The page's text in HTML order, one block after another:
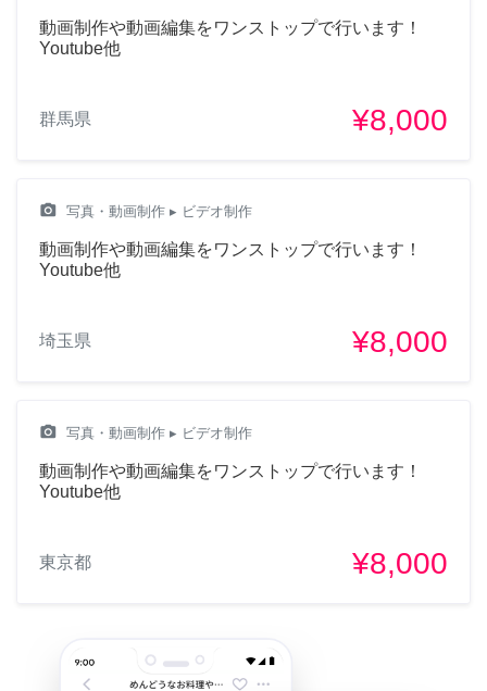
動画制作や動画編集をワンストップで行います！
Youtube他
群馬県 ¥8,000
camera_alt 写真・動画制作 ▸ ビデオ制作
動画制作や動画編集をワンストップで行います！
Youtube他
埼玉県 ¥8,000
camera_alt 写真・動画制作 ▸ ビデオ制作
動画制作や動画編集をワンストップで行います！
Youtube他
東京都 ¥8,000